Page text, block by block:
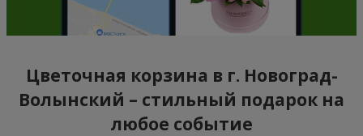
Цветочная корзина в г. Новоград-
Волынский – стильный подарок на
любое событие